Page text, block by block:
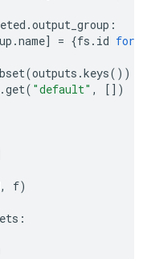
.output_group :
.name] = {fs . id for
(outputs .keys()):
.get( "default" ,
[])
, f)
: